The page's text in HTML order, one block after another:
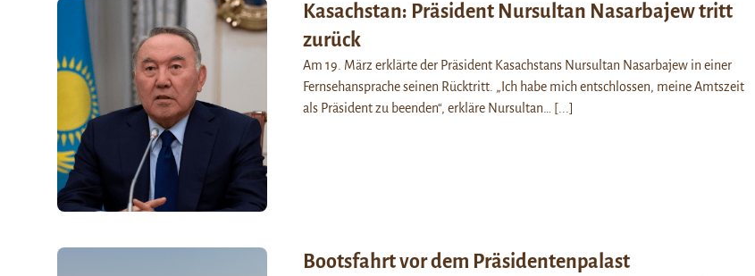
Kasachstan: Präsident Nursultan Nasarbajew tritt
zurück
Am 19. März erklärte der Präsident Kasachstans Nursultan Nasarbajew in einer
Fernsehansprache seinen Rücktritt. „Ich habe mich entschlossen, meine Amtszeit
als Präsident zu beenden“, erkläre Nursultan…
[...]
Bootsfahrt vor dem Präsidentenpalast